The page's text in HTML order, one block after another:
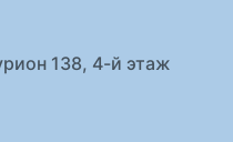
138, 4-й этаж